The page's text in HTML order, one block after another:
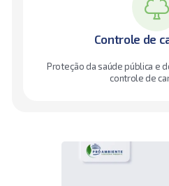
Controle de
Proteção da saúde pública e
controle de